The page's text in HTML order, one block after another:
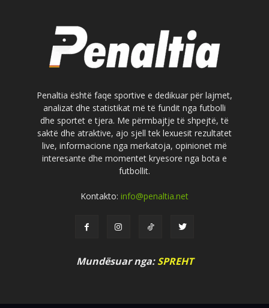
Penaltia është faqe sportive e dedikuar për lajmet,
analizat dhe statistikat më të fundit nga futbolli
dhe sportet e tjera. Me përmbajtje të shpejtë, të
saktë dhe atraktive, ajo sjell tek lexuesit rezultatet
live, informacione nga merkatoja, opinionet më
interesante dhe momentet kryesore nga bota e
futbollit.
Kontakto: info@penaltia.net
Mundësuar nga:SPREHT